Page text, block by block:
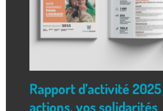
Rapport d’activité
actions, vos solidarités